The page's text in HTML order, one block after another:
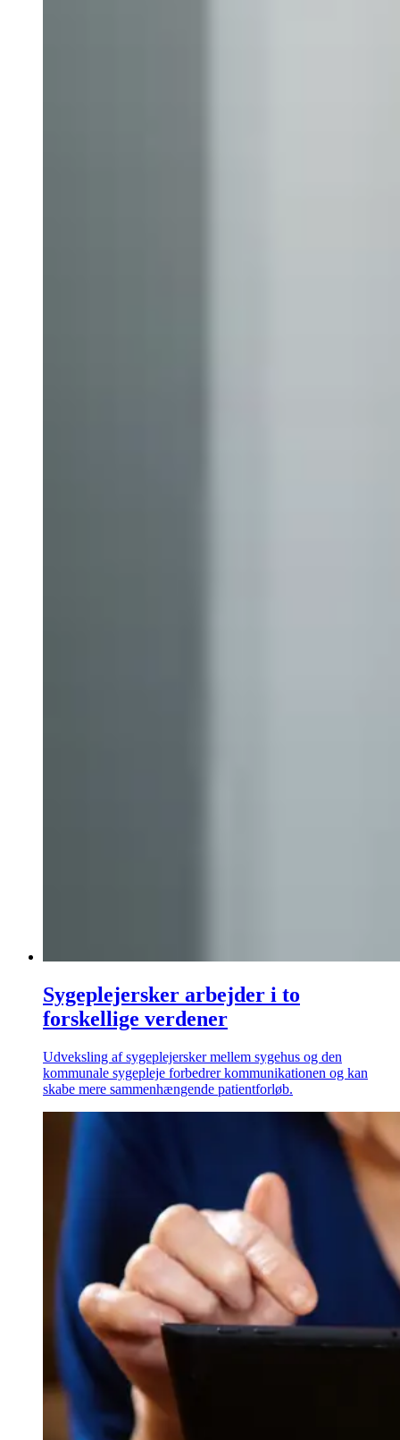
Sygeplejersker arbejder i to
forskellige verdener
Udveksling af sygeplejersker mellem sygehus og den
kommunale sygepleje forbedrer kommunikationen og kan
skabe mere sammenhængende patientforløb.